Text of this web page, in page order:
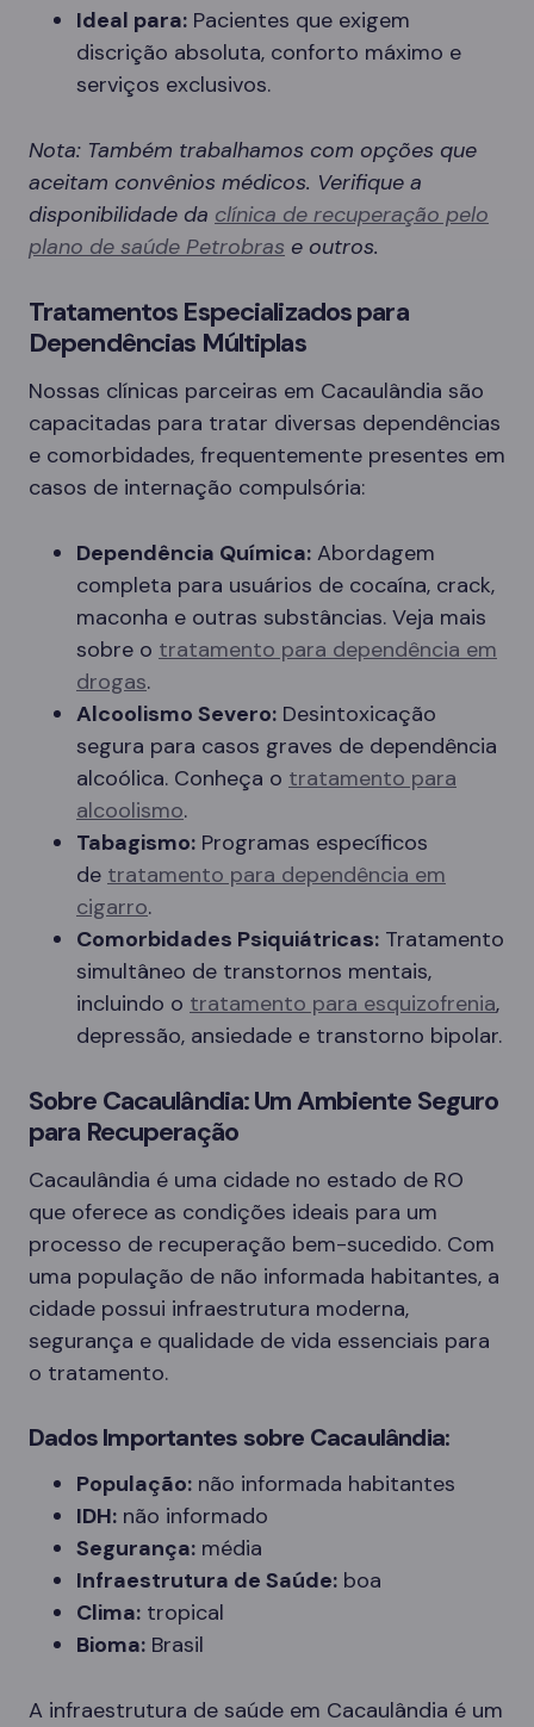
Ideal para: Pacientes que exigem
discrição absoluta, conforto máximo e
serviços exclusivos.
Nota: Também trabalhamos com opções que
aceitam convênios médicos. Verifique a
disponibilidade da clínica de recuperação pelo
plano de saúde Petrobras e outros.
Tratamentos Especializados para
Dependências Múltiplas
Nossas clínicas parceiras em Cacaulândia são
capacitadas para tratar diversas dependências
e comorbidades, frequentemente presentes em
casos de internação compulsória:
Dependência Química: Abordagem
completa para usuários de cocaína, crack,
maconha e outras substâncias. Veja mais
sobre o tratamento para dependência em
drogas.
Alcoolismo Severo: Desintoxicação
segura para casos graves de dependência
alcoólica. Conheça o tratamento para
alcoolismo.
Tabagismo: Programas específicos
de tratamento para dependência em
cigarro.
Comorbidades Psiquiátricas: Tratamento
simultâneo de transtornos mentais,
incluindo o tratamento para esquizofrenia,
depressão, ansiedade e transtorno bipolar.
Sobre Cacaulândia: Um Ambiente Seguro
para Recuperação
Cacaulândia é uma cidade no estado de RO
que oferece as condições ideais para um
processo de recuperação bem-sucedido. Com
uma população de não informada habitantes, a
cidade possui infraestrutura moderna,
segurança e qualidade de vida essenciais para
o tratamento.
Dados Importantes sobre Cacaulândia:
População: não informada habitantes
IDH: não informado
Segurança: média
Infraestrutura de Saúde: boa
Clima: tropical
Bioma: Brasil
A infraestrutura de saúde em Cacaulândia é um